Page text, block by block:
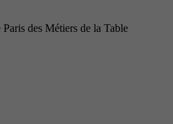
des Métiers de la Table